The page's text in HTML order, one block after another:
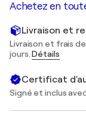
Achetez en
Livraison et
Livraison et frais
jours.Détails
Certificat
Signé et inclus